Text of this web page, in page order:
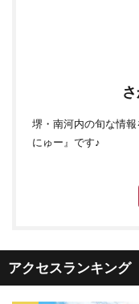
堺・南河内の旬な情
にゅー』です♪
アクセスランキング